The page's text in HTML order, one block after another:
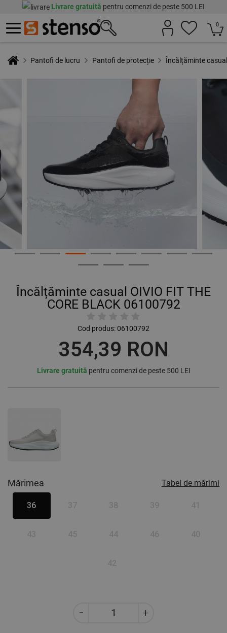
Livrare gratuită pentru comenzi de peste 500 LEI
0
Pantofi de lucru Pantofi de protecție Încălțăminte casual
Încălțăminte casual OIVIO FIT THE
CORE BLACK 06100792
Cod produs:06100792
354,39 RON
Livrare gratuită pentru comenzi de peste 500 LEI
Mărimea Tabel de mărimi
36